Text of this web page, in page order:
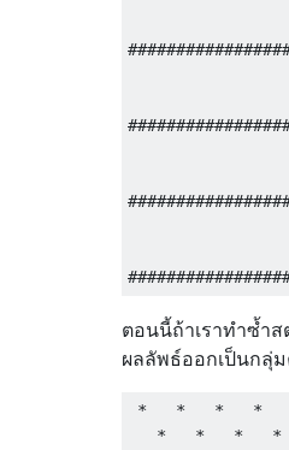
ตอนนี้ถ้าเราทำซ้ำส
ผลลัพธ์ออกเป็นกลุ่ม
*   *   *   *
*   *   *